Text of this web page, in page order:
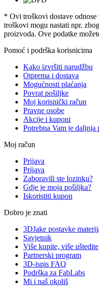
* Ovi troškovi dostave odnose
troškovi mogu nastati npr.
proizvoda. Ove podatke
Pomoć i podrška korisnicima
Kako izvršiti narudžbu
Otprema i dostava
Mogućnosti plaćanja
Povrat pošiljke
Moj korisnički račun
Pravne osobe
Akcije i kuponi
Potrebna Vam je daljnja
Moj račun
Prijava
Prijava
Zaboravili ste lozinku?
Gdje je moja pošiljka?
Iskoristiti kupon
Dobro je znati
3DJake postavke
Savjetnik
Više kupite, više uštedite
Partnerski program
3D-ispis FAQ
Podrška za FabLabs
Mi i naš okoliš